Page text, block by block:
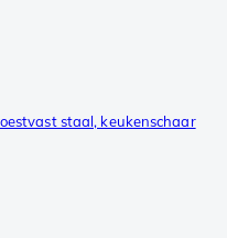
staal, keukenschaar